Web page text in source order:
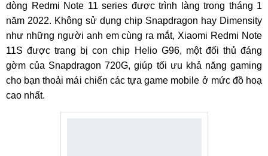
dòng Redmi Note 11 series được trình làng trong tháng 1
năm 2022. Không sử dụng chip Snapdragon hay Dimensity
như những người anh em cùng ra mắt, Xiaomi Redmi Note
11S được trang bị con chip Helio G96, một đối thủ đáng
gờm của Snapdragon 720G, giúp tối ưu khả năng gaming
cho bạn thoải mái chiến các tựa game mobile ở mức đồ hoạ
cao nhất.